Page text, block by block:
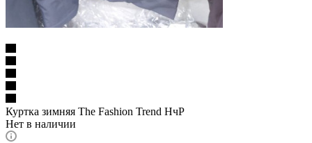
Куртка зимняя The Fashion Trend НчР
Нет в наличии